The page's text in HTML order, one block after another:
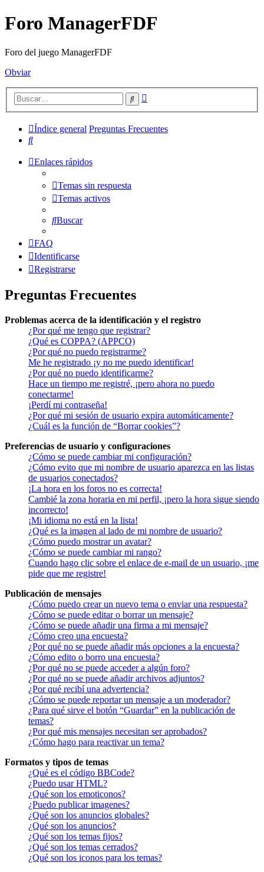
Foro ManagerFDF
Foro del juego ManagerFDF
Obviar
Buscar
Índice general Preguntas Frecuentes
Buscar
Enlaces rápidos
Temas sin respuesta
Temas activos
Buscar
FAQ
Identificarse
Registrarse
Preguntas Frecuentes
Problemas acerca de la identificación y el registro
¿Por qué me tengo que registrar?
¿Qué es COPPA? (APPCO)
¿Por qué no puedo registrarme?
Me he registrado ¡y no me puedo identificar!
¿Por qué no puedo identificarme?
Hace un tiempo me registré, ¡pero ahora no puedo
conectarme!
¡Perdí mi contraseña!
¿Por qué mi sesión de usuario expira automáticamente?
¿Cuál es la función de “Borrar cookies”?
Preferencias de usuario y configuraciones
¿Cómo se puede cambiar mi configuración?
¿Cómo evito que mi nombre de usuario aparezca en las listas
de usuarios conectados?
¡La hora en los foros no es correcta!
Cambié la zona horaria en mi perfil, ¡pero la hora sigue siendo
incorrecto!
¡Mi idioma no está en la lista!
¿Qué es la imagen al lado de mi nombre de usuario?
¿Cómo puedo mostrar un avatar?
¿Cómo se puede cambiar mi rango?
Cuando hago clic sobre el enlace de e-mail de un usuario, ¡me
pide que me registre!
Publicación de mensajes
¿Cómo puedo crear un nuevo tema o enviar una respuesta?
¿Cómo se puede editar o borrar un mensaje?
¿Cómo se puede añadir una firma a mi mensaje?
¿Cómo creo una encuesta?
¿Por qué no se puede añadir más opciones a la encuesta?
¿Cómo edito o borro una encuesta?
¿Por qué no se puede acceder a algún foro?
¿Por qué no se puede añadir archivos adjuntos?
¿Por qué recibí una advertencia?
¿Cómo se puede reportar un mensaje a un moderador?
¿Para qué sirve el botón “Guardar” en la publicación de
temas?
¿Por qué mis mensajes necesitan ser aprobados?
¿Cómo hago para reactivar un tema?
Formatos y tipos de temas
¿Qué es el código BBCode?
¿Puedo usar HTML?
¿Qué son los emoticonos?
¿Puedo publicar imagenes?
¿Qué son los anuncios globales?
¿Qué son los anuncios?
¿Qué son los temas fijos?
¿Qué son los temas cerrados?
¿Qué son los iconos para los temas?